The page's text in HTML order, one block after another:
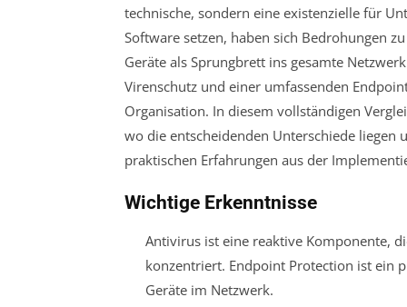
technische, sondern eine existenzielle für
Software setzen, haben sich Bedrohungen
Geräte als Sprungbrett ins gesamte
Virenschutz und einer umfassenden
Organisation. In diesem vollständigen
wo die entscheidenden Unterschiede liegen
praktischen Erfahrungen aus der
Wichtige Erkenntnisse
Antivirus ist eine reaktive Komponente,
konzentriert. Endpoint Protection ist ein
Geräte im Netzwerk.